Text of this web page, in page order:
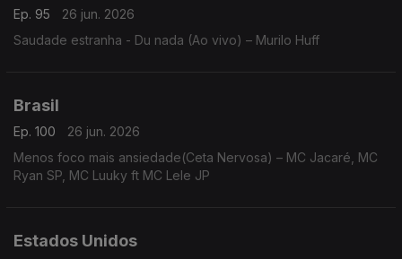
Ep. 95
26 jun. 2026
Saudade estranha - Du nada (Ao vivo) – Murilo Huff
Brasil
Ep. 100
26 jun. 2026
Menos foco mais ansiedade(Ceta Nervosa) – MC Jacaré, MC
Ryan SP, MC Luuky ft MC Lele JP
Estados Unidos